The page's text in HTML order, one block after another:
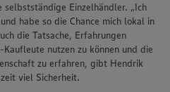
selbstständige Einzelhändler. „Ich
habe so die Chance mich lokal in
die Tatsache, Erfahrungen
nutzen zu können und die
zu erfahren, gibt Hendrik
viel Sicherheit.